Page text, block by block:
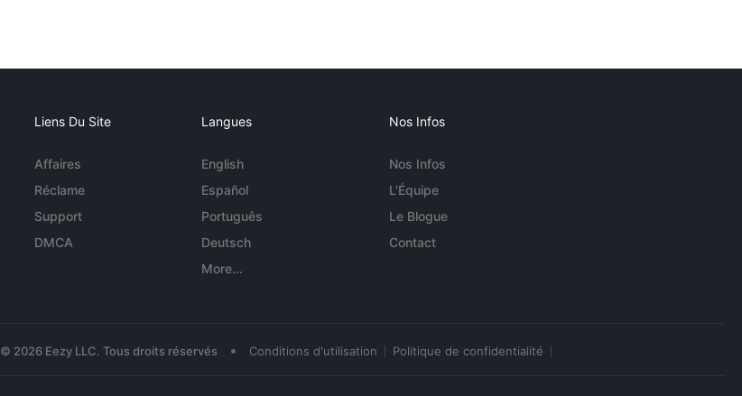
Liens Du Site
Affaires
Réclame
Support
DMCA
Langues
English
Español
Português
Deutsch
More...
Nos Infos
Nos Infos
L'Équipe
Le Blogue
Contact
© 2026 Eezy LLC. Tous droits réservés • Conditions d'utilisation Politique de confidentialité